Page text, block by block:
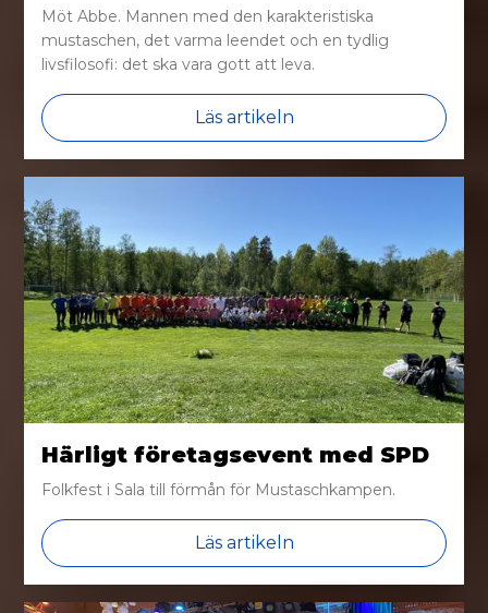
Möt Abbe. Mannen med den karakteristiska
mustaschen, det varma leendet och en tydlig
livsfilosofi: det ska vara gott att leva.
Läs artikeln
Härligt företagsevent med SPD
Folkfest i Sala till förmån för Mustaschkampen.
Läs artikeln